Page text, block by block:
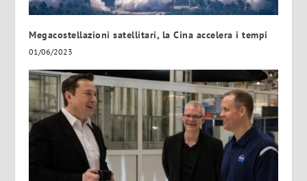
Megacostellazioni satellitari, la Cina accelera i tempi
01/06/2023